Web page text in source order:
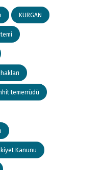
KURGAN
temerrüdü
Kanunu